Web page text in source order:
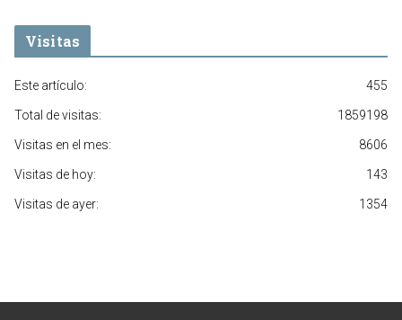
Visitas
455
Este artículo:
1859198
Total de visitas:
8606
Visitas en el mes:
143
Visitas de hoy:
1354
Visitas de ayer: